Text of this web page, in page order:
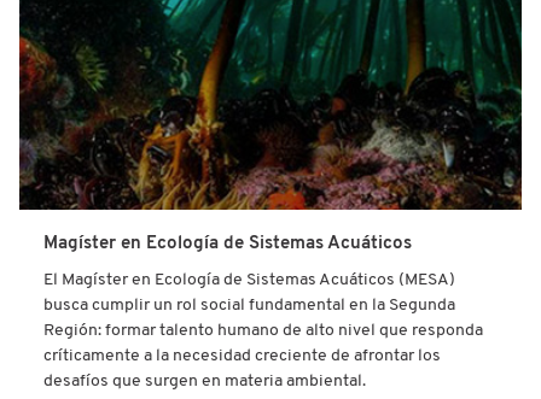
Magíster en Ecología de Sistemas Acuáticos
El Magíster en Ecología de Sistemas Acuáticos (MESA)
busca cumplir un rol social fundamental en la Segunda
Región: formar talento humano de alto nivel que responda
críticamente a la necesidad creciente de afrontar los
desafíos que surgen en materia ambiental.